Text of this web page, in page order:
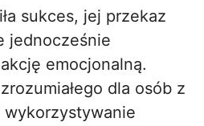
sukces, jej przekaz
jednocześnie
emocjonalną.
dla osób z